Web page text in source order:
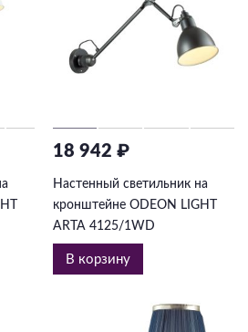
18 942 ₽
Настенный светильник на
кронштейне ODEON LIGHT
ARTA 4125/1WD
В корзину